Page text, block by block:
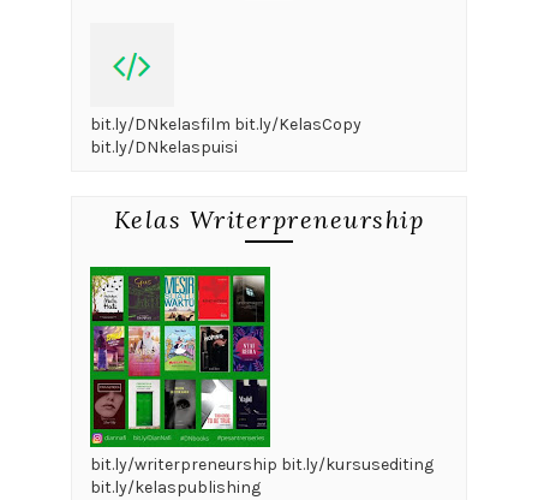
bit.ly/DNkelasfilm bit.ly/KelasCopy
bit.ly/DNkelaspuisi
Kelas Writerpreneurship
bit.ly/writerpreneurship bit.ly/kursusediting
bit.ly/kelaspublishing